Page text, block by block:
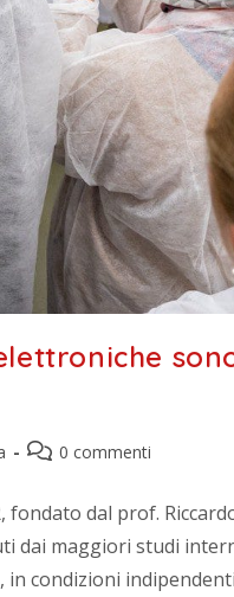
0 commenti
dal prof.
maggiori studi
condizioni